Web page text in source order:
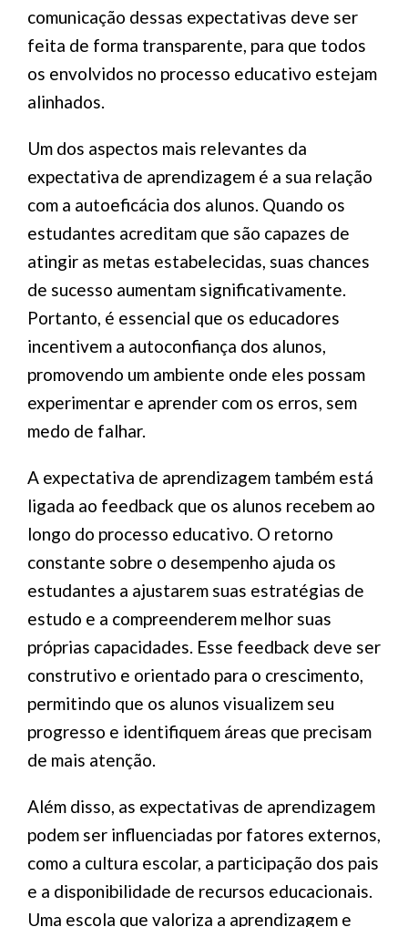
comunicação dessas expectativas deve ser
feita de forma transparente, para que todos
os envolvidos no processo educativo estejam
alinhados.
Um dos aspectos mais relevantes da
expectativa de aprendizagem é a sua relação
com a autoeficácia dos alunos. Quando os
estudantes acreditam que são capazes de
atingir as metas estabelecidas, suas chances
de sucesso aumentam significativamente.
Portanto, é essencial que os educadores
incentivem a autoconfiança dos alunos,
promovendo um ambiente onde eles possam
experimentar e aprender com os erros, sem
medo de falhar.
A expectativa de aprendizagem também está
ligada ao feedback que os alunos recebem ao
longo do processo educativo. O retorno
constante sobre o desempenho ajuda os
estudantes a ajustarem suas estratégias de
estudo e a compreenderem melhor suas
próprias capacidades. Esse feedback deve ser
construtivo e orientado para o crescimento,
permitindo que os alunos visualizem seu
progresso e identifiquem áreas que precisam
de mais atenção.
Além disso, as expectativas de aprendizagem
podem ser influenciadas por fatores externos,
como a cultura escolar, a participação dos pais
e a disponibilidade de recursos educacionais.
Uma escola que valoriza a aprendizagem e